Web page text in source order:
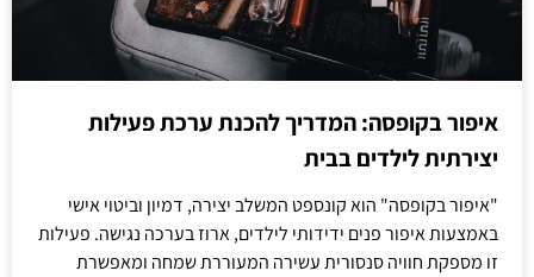
איפור בקופסה: המדריך להכנת ערכת פעילות
יצירתית לילדים בבית
"איפור בקופסה" הוא קונספט המשלב יצירה, דמיון וביטוי אישי
באמצעות איפור פנים ידידותי לילדים, ארוז בערכה נגישה. פעילות
זו מספקת חוויה סנסורית עשירה המעוררת שמחה ומאפשרת